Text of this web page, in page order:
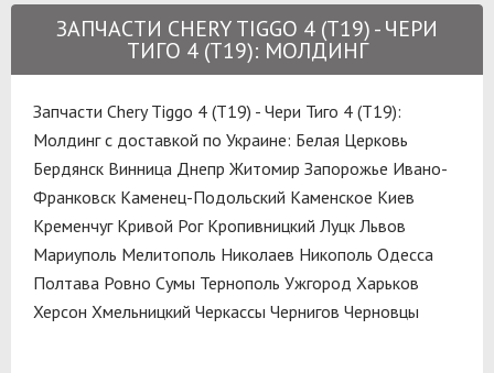
ЗАПЧАСТИ CHERY TIGGO 4 (T19) - ЧЕРИ
ТИГО 4 (T19): МОЛДИНГ
Запчасти Chery Tiggo 4 (T19) - Чери Тиго 4 (T19):
Молдинг с доставкой по Украине: Белая Церковь
Бердянск Винница Днепр Житомир Запорожье Ивано-
Франковск Каменец-Подольский Каменское Киев
Кременчуг Кривой Рог Кропивницкий Луцк Львов
Мариуполь Мелитополь Николаев Никополь Одесса
Полтава Ровно Сумы Тернополь Ужгород Харьков
Херсон Хмельницкий Черкассы Чернигов Черновцы